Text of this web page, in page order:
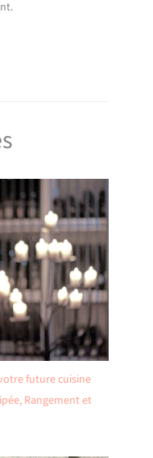
future cuisine
, Rangement et